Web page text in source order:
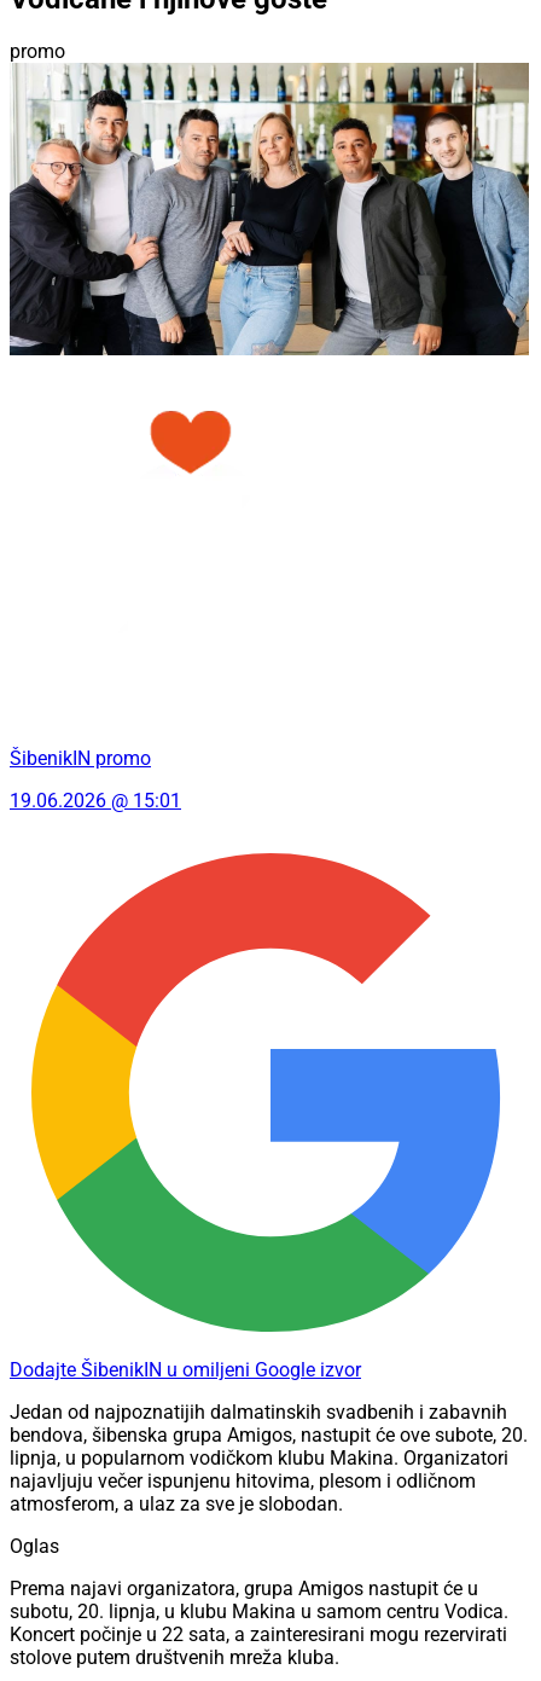
promo
ŠibenikIN promo
19.06.2026 @ 15:01
Dodajte ŠibenikIN u omiljeni Google izvor
Jedan od najpoznatijih dalmatinskih svadbenih i zabavnih
bendova, šibenska grupa Amigos, nastupit će ove subote, 20.
lipnja, u popularnom vodičkom klubu Makina. Organizatori
najavljuju večer ispunjenu hitovima, plesom i odličnom
atmosferom, a ulaz za sve je slobodan.
Oglas
Prema najavi organizatora, grupa Amigos nastupit će u
subotu, 20. lipnja, u klubu Makina u samom centru Vodica.
Koncert počinje u 22 sata, a zainteresirani mogu rezervirati
stolove putem društvenih mreža kluba.